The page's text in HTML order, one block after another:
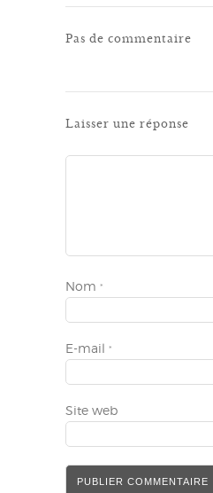
Pas de commentaire
Laisser une réponse
Nom *
E-mail *
Site web